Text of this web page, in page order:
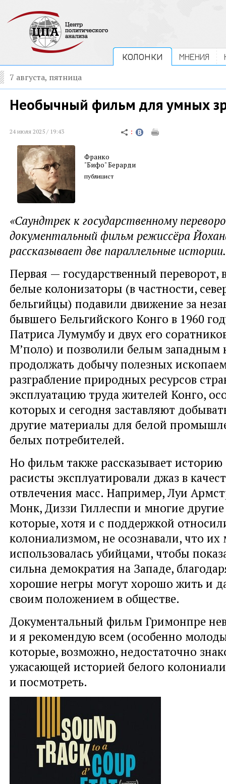
КОЛОНКИ МНЕНИЯ
7 августа, пятница
Необычный фильм для умных
24 июля 2025 / 19:43
Франко
"Бифо" Берарди
публицист
«Саундтрек к государственному
документальный фильм режиссёра
рассказывает две параллельные
Первая — государственный переворот,
белые колонизаторы (в частности,
бельгийцы) подавили движение за
бывшего Бельгийского Конго в 1960
Патриса Лумумбу и двух его
М’поло) и позволили белым западным
продолжать добычу полезных
разграбление природных ресурсов
эксплуатацию труда жителей Конго,
которых и сегодня заставляют
другие материалы для белой
белых потребителей.
Но фильм также рассказывает историю
расисты эксплуатировали джаз в
отвлечения масс. Например, Луи
Монк, Диззи Гиллеспи и многие
которые, хотя и с поддержкой
колониализмом, не осознавали, что их
использовалась убийцами, чтобы
сильна демократия на Западе,
хорошие негры могут хорошо жить и
своим положением в обществе.
Документальный фильм Гримонпре
и я рекомендую всем (особенно
которые, возможно, недостаточно
ужасающей историей белого
и посмотреть.